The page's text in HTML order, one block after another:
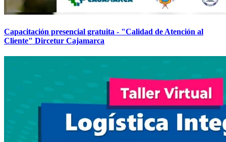
Capacitación presencial gratuita - "Calidad de Atención al
Cliente" Dircetur Cajamarca